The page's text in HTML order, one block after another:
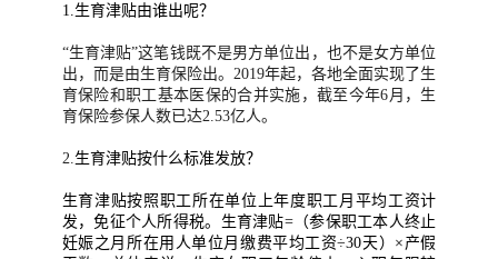
1.生育津贴由谁出呢？
“生育津贴”这笔钱既不是男方单位出，也不是女方单位
出，而是由生育保险出。2019年起，各地全面实现了生
育保险和职工基本医保的合并实施，截至今年6月，生
育保险参保人数已达2.53亿人。
2. 生育津贴按什么标准发放？
生育津贴按照职工所在单位上年度职工月平均工资计
发，免征个人所得税。生育津贴=（参保职工本人终止
妊娠之月所在用人单位月缴费平均工资÷30天）×产假